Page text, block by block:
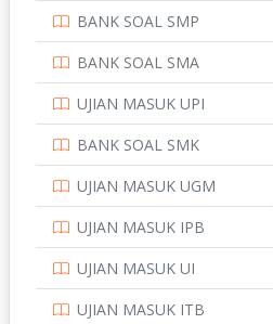
SEPULUH NOVEMBER
INSTITUT TEKNOLOGI
SUMATERA
IPDN / STPDN
PENDIDIKAN
PERBANKAN
POLRI
POLTEK SSN
BANK SOAL SMP
BANK SOAL SMA
UJIAN MASUK UPI
BANK SOAL SMK
UJIAN MASUK UGM
UJIAN MASUK IPB
UJIAN MASUK UI
UJIAN MASUK ITB